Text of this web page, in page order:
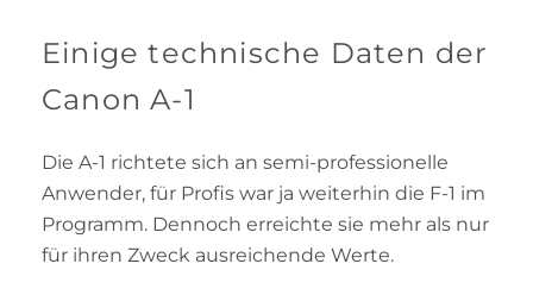
Einige technische Daten der
Canon A-1
Die A-1 richtete sich an semi-professionelle
Anwender, für Profis war ja weiterhin die F-1 im
Programm. Dennoch erreichte sie mehr als nur
für ihren Zweck ausreichende Werte.